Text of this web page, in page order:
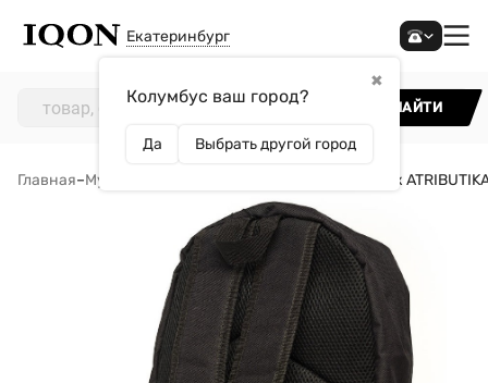
Екатеринбург
✖
Колумбус ваш город?
Да Выбрать другой город
НАЙТИ
Главная–Мужчинам Рюкзак